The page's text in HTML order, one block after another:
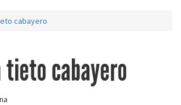
cabayero
cabayero